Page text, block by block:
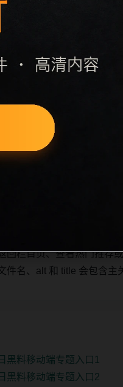
再看摘要是否说明更新范
要页面点击深度控制在
随主关键词、栏目词和
续重复，则不进入发布队
取性。第5条内容作为初
回栏目页、查看热门推荐
件名、alt 和 title 会包含主
黑料移动端专题入口1
黑料移动端专题入口2